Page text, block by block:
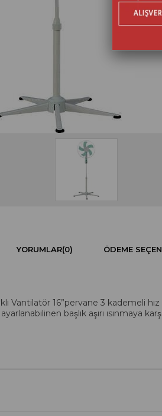
YORUMLAR(0) ÖDEME
Vantilatör 16”pervane 3 kademeli hız
ayarlanabilinen başlık aşırı ısınmaya